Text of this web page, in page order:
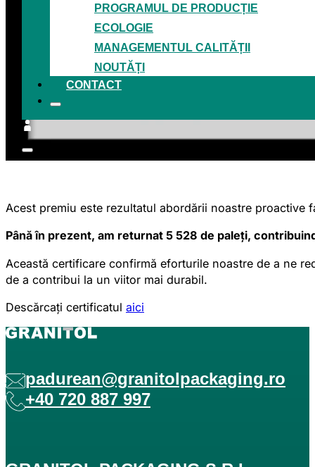
PROGRAMUL DE PRODUCȚIE
ECOLOGIE
MANAGEMENTUL CALITĂȚII
NOUTĂȚI
CONTACT
Acest premiu este rezultatul abordării noastre proactive
Până în prezent, am returnat 5 528 de paleți,
Această certificare confirmă eforturile noastre de a ne
de a contribui la un viitor mai durabil.
Descărcați certificatul aici
padurean@granitolpackaging.ro
+40 720 887 997